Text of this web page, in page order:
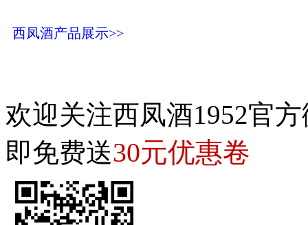
西凤酒产品展示>>
欢迎关注西凤酒1952官
即免费送30元优惠卷